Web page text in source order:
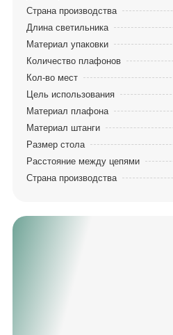
Страна производства
Длина светильника
Материал упаковки
Количество плафонов
Кол-во мест
Цель использования
Материал плафона
Материал штанги
Размер стола
Расстояние между цепями
Страна производства